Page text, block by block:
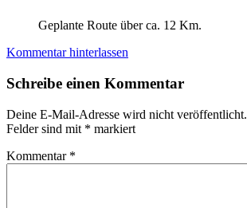
Geplante Route über ca. 12 Km.
Kommentar hinterlassen
Schreibe einen Kommentar
Deine E-Mail-Adresse wird nicht veröffentlicht.
Felder sind mit * markiert
Kommentar *